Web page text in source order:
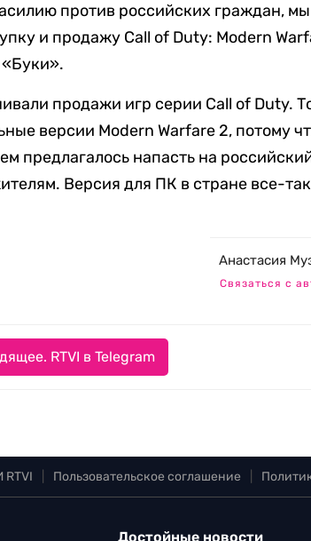
против российских граждан, мы
и продажу Call of Duty: Modern
продажи игр серии Call of Duty.
версии Modern Warfare 2, потому
предлагалось напасть на
Версия для ПК в стране все-
Анастасия
Связаться с
RTVI в Telegram
Пользовательское соглашение
Достойные новости